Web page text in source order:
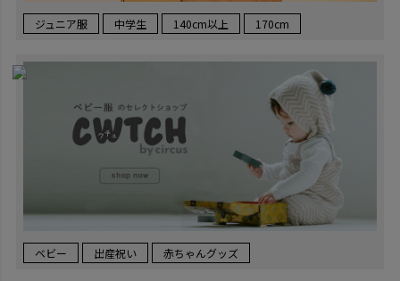
ジュニア服 中学生 140cm以上 170cm
ベビー 出産祝い 赤ちゃんグッズ